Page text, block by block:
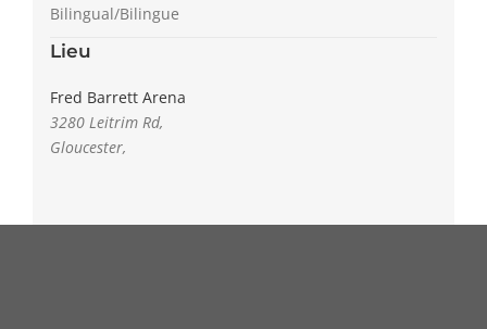
Lieu
Fred Barrett Arena
3280 Leitrim Rd,
Gloucester,
Bilingual/Bilingue